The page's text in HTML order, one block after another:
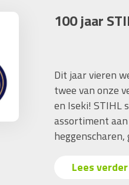
100 jaar
Dit jaar vieren
twee van onze
en Iseki! STIHL
assortiment
heggenscharen,
Lees verder